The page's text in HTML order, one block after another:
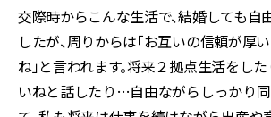
交際時からこんな生活で、結婚しても自
したが、周りからは「お互いの信頼が厚
ね」と言われます。将来２拠点生活をし
いねと話したり…自由ながらしっかり